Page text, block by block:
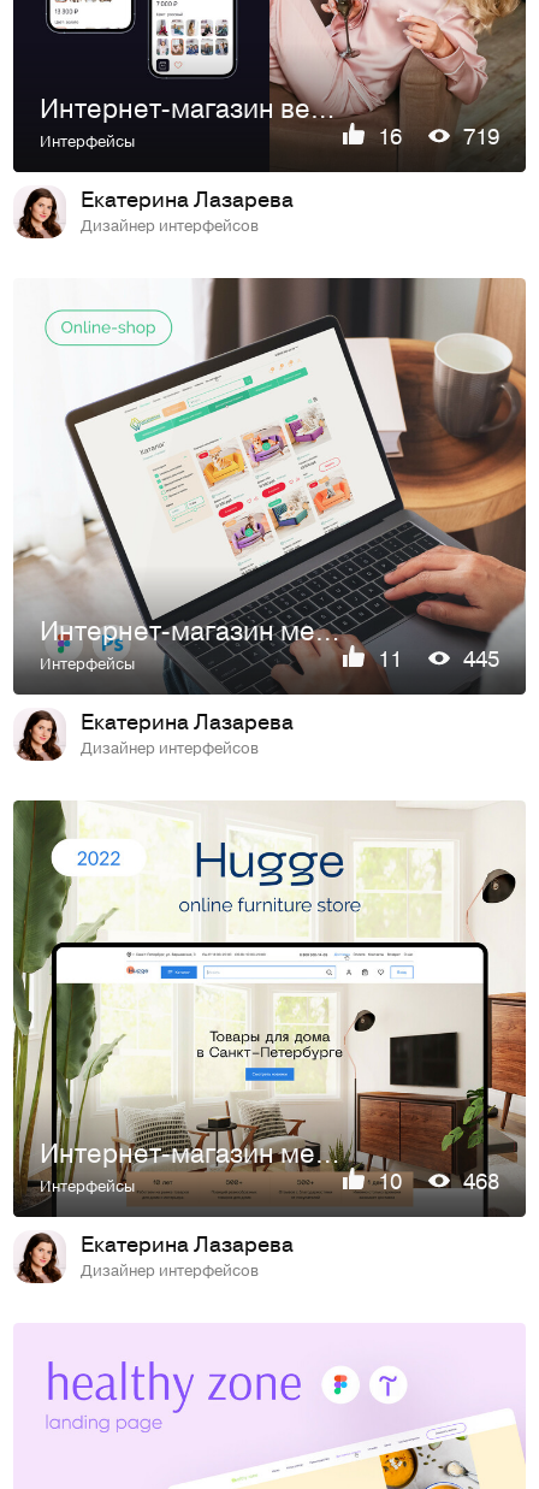
Интернет-магазин вещей из тенселя | Online store
Интерфейсы 16 719
Екатерина Лазарева
Дизайнер интерфейсов
Интернет-магазин мебели для питомцев | Pet furniture
Интерфейсы 11 445
Екатерина Лазарева
Дизайнер интерфейсов
Интернет-магазин мебели | Online furniture store
Интерфейсы 10 468
Екатерина Лазарева
Дизайнер интерфейсов